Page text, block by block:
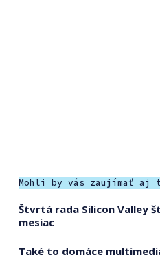
Mohli by vás zaujímať aj
Štvrtá rada Silicon Valley
mesiac
Také to domáce